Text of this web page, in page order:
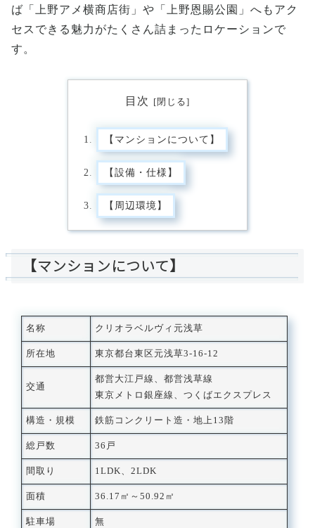
ば「上野アメ横商店街」や「上野恩賜公園」へもアク
セスできる魅力がたくさん詰まったロケーションで
す。
目次
【マンションについて】
【設備・仕様】
【周辺環境】
【マンションについて】
名称 クリオラベルヴィ元浅草
所在地 東京都台東区元浅草3-16-12
交通
都営大江戸線、都営浅草線
東京メトロ銀座線、つくばエクスプレス
構造・規模 鉄筋コンクリート造・地上13階
総戸数 36戸
間取り 1LDK、2LDK
面積 36.17㎡～50.92㎡
駐車場 無